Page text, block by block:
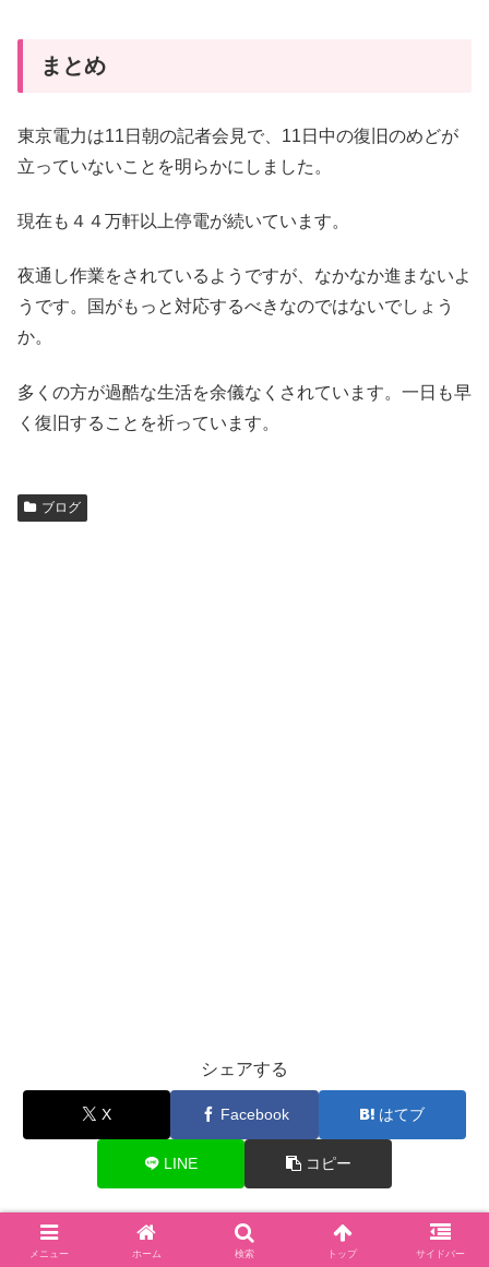
まとめ
東京電力は11日朝の記者会見で、11日中の復旧のめどが
立っていないことを明らかにしました。
現在も４４万軒以上停電が続いています。
夜通し作業をされているようですが、なかなか進まないよ
うです。国がもっと対応するべきなのではないでしょう
か。
多くの方が過酷な生活を余儀なくされています。一日も早
く復旧することを祈っています。
ブログ
シェアする
X Facebook はてブ
LINE コピー
halをフォローする
メニュー ホーム 検索 トップ サイドバー